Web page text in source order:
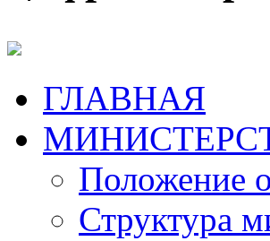
ГЛАВНАЯ
Положение
Структура